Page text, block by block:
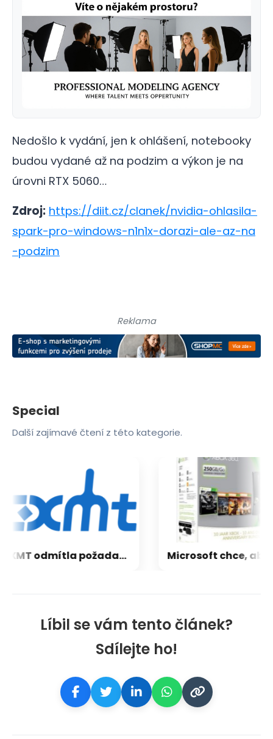
Nedošlo k vydání, jen k ohlášení, notebooky
budou vydané až na podzim a výkon je na
úrovni RTX 5060…
Zdroj: https://diit.cz/clanek/nvidia-ohlasila-
spark-pro-windows-n1n1x-dorazi-ale-az-na
-podzim
Líbil se vám tento článek?
Sdílejte ho!
Reklama
Special
Další zajímavé čtení z této kategorie.
CXMT odmítla požadavky Applu, nenechá si diktovat ceny